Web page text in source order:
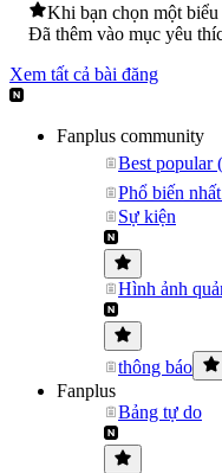
Khi bạn chọn một
Đã thêm vào mục yêu
Xem tất cả bài đăng
Fanplus community
Best popular
Phổ biến
Sự kiện
Hình ảnh
thông báo
Fanplus
Bảng tự do